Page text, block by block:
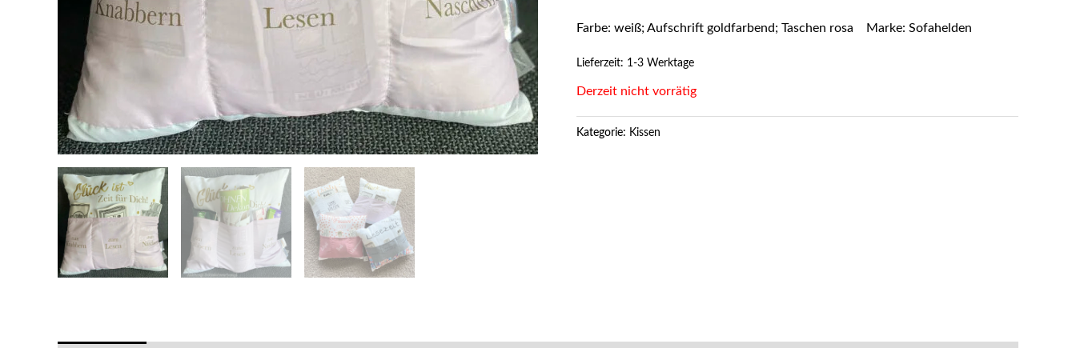
Farbe: weiß; Aufschrift goldfarbend; Taschen rosa Marke: Sofahelden
Lieferzeit: 1-3 Werktage
Derzeit nicht vorrätig
Kategorie: Kissen